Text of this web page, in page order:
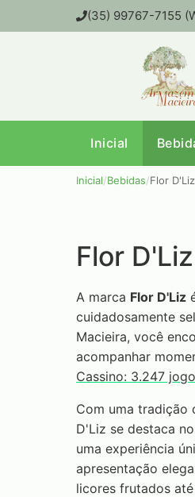
(35) 99767-7155
Inicial
Inicial/Bebidas/Flor D'Liz
Flor
A marca Flor D'Liz
cuidadosamente
Macieira, você
acompanhar
Cassino: 3.247
Com uma tradição
D'Liz se destaca
uma experiência
apresentação
licores frutados